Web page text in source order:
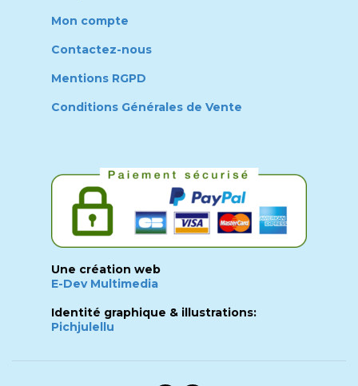
Mon compte
Contactez-nous
Mentions RGPD
Conditions Générales de Vente
Une création web
E-Dev Multimedia
Identité graphique & illustrations:
Pichjulellu